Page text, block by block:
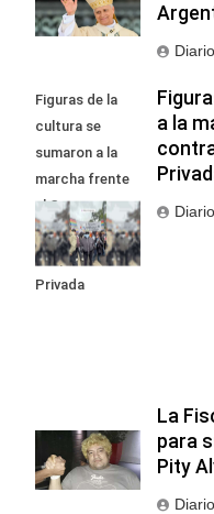
Figuras de la
cultura se
sumaron a la
marcha frente
al Congreso
contra la Ley de
Propiedad
Privada
a la
La
para
Pity